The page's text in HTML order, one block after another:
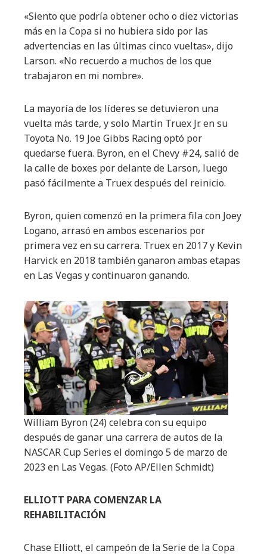
«Siento que podría obtener ocho o diez victorias
más en la Copa si no hubiera sido por las
advertencias en las últimas cinco vueltas», dijo
Larson. «No recuerdo a muchos de los que
trabajaron en mi nombre».
La mayoría de los líderes se detuvieron una
vuelta más tarde, y solo Martin Truex Jr. en su
Toyota No. 19 Joe Gibbs Racing optó por
quedarse fuera. Byron, en el Chevy #24, salió de
la calle de boxes por delante de Larson, luego
pasó fácilmente a Truex después del reinicio.
Byron, quien comenzó en la primera fila con Joey
Logano, arrasó en ambos escenarios por
primera vez en su carrera. Truex en 2017 y Kevin
Harvick en 2018 también ganaron ambas etapas
en Las Vegas y continuaron ganando.
William Byron (24) celebra con su equipo
después de ganar una carrera de autos de la
NASCAR Cup Series el domingo 5 de marzo de
2023 en Las Vegas. (Foto AP/Ellen Schmidt)
ELLIOTT PARA COMENZAR LA
REHABILITACIÓN
Chase Elliott, el campeón de la Serie de la Copa